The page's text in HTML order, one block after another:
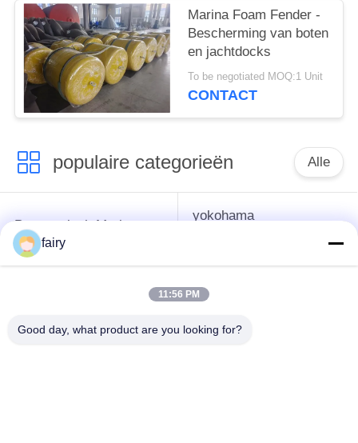
Marina Foam Fender -
Bescherming van boten
en jachtdocks
To be negotiated MOQ:1 Unit
CONTACT
populaire categorieën Alle
Pneumatisch Marien
Stootkussen
yokohama
marien
fairy
11:56 PM
Good day, what product are you looking for?